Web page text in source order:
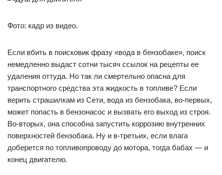
Фото: кадр из видео.
Если вбить в поисковик фразу «вода в бензобаке», поиск
немедленно выдаст сотни тысяч ссылок на рецепты ее
удаления оттуда. Но так ли смертельно опасна для
транспортного средства эта жидкость в топливе? Если
верить страшилкам из Сети, вода из бензобака, во-первых,
может попасть в бензонасос и вызвать его выход из строя.
Во-вторых, она способна запустить коррозию внутренних
поверхностей бензобака. Ну и в-третьих, если влага
доберется по топливопроводу до мотора, тогда бабах — и
конец двигателю.